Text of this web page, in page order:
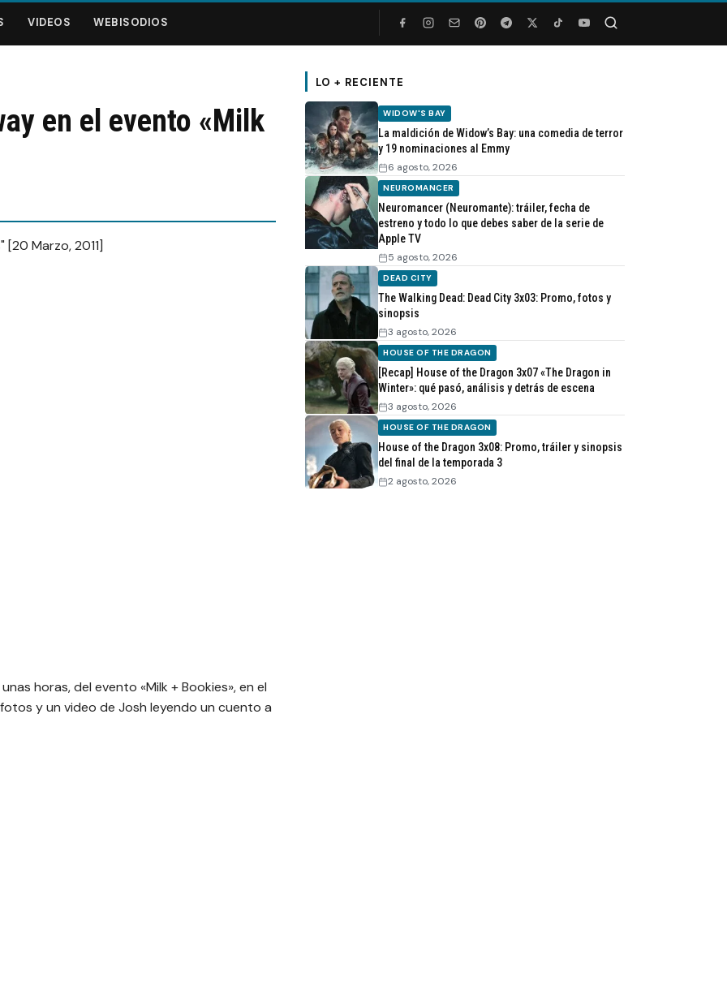
VIDEOS WEBISODIOS
en el evento «Milk
horas, del evento «Milk + Bookies», en el
y un video de Josh leyendo un cuento a
LO + RECIENTE
WIDOW'S BAY
La maldición de Widow’s Bay: una comedia de terror
y 19 nominaciones al Emmy
6 agosto, 2026
NEUROMANCER
Neuromancer (Neuromante): tráiler, fecha de
estreno y todo lo que debes saber de la serie de
Apple TV
5 agosto, 2026
DEAD CITY
The Walking Dead: Dead City 3x03: Promo, fotos y
sinopsis
3 agosto, 2026
HOUSE OF THE DRAGON
[Recap] House of the Dragon 3x07 «The Dragon in
Winter»: qué pasó, análisis y detrás de escena
3 agosto, 2026
HOUSE OF THE DRAGON
House of the Dragon 3x08: Promo, tráiler y sinopsis
del final de la temporada 3
2 agosto, 2026